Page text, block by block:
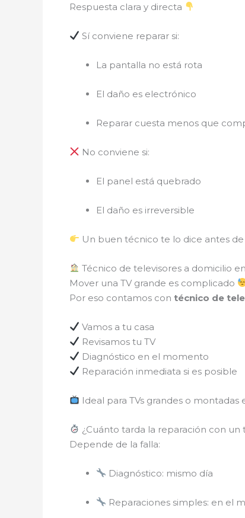
Respuesta clara y directa
Sí conviene reparar si:
La pantalla no está rota
El daño es electrónico
Reparar cuesta menos que
No conviene si:
El panel está quebrado
El daño es irreversible
Un buen técnico te lo dice antes de
Técnico de televisores a domicilio
Mover una TV grande es complicado
Por eso contamos con técnico de
Vamos a tu casa
Revisamos tu TV
Diagnóstico en el momento
Reparación inmediata si es posible
Ideal para TVs grandes o montadas
¿Cuánto tarda la reparación con un
Depende de la falla:
Diagnóstico: mismo día
Reparaciones simples: en el